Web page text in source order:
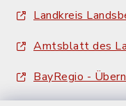
Landkreis
Amtsblatt des
BayRegio -